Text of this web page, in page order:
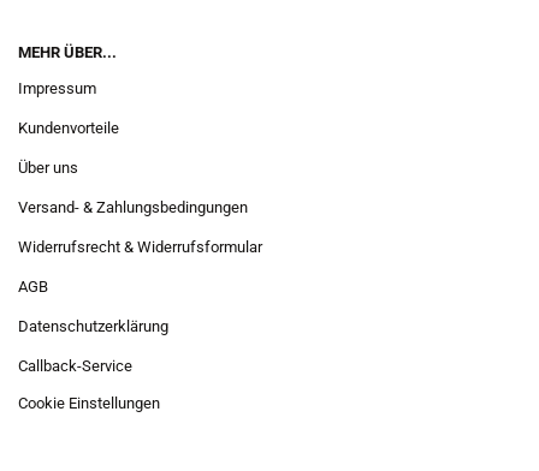
MEHR ÜBER...
Impressum
Kundenvorteile
Über uns
Versand- & Zahlungsbedingungen
Widerrufsrecht & Widerrufsformular
AGB
Datenschutzerklärung
Callback-Service
Cookie Einstellungen